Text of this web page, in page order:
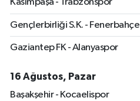
Kasımpaşa - Trabzonspor
Gençlerbirliği S.K. - Fenerbahçe
Gaziantep FK - Alanyaspor
16 Ağustos, Pazar
Başakşehir - Kocaelispor